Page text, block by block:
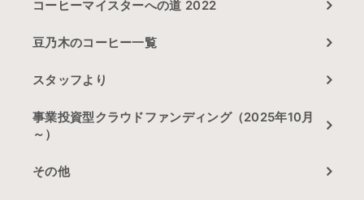
コーヒーマイスターへの道 2022
豆乃木のコーヒー一覧
スタッフより
事業投資型クラウドファンディング（2025年10月
～）
その他